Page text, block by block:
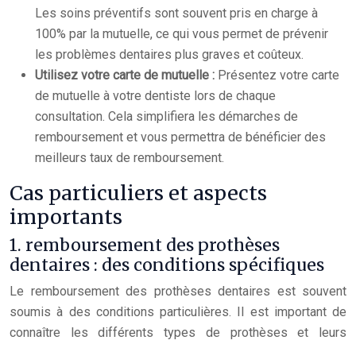
Les soins préventifs sont souvent pris en charge à
100% par la mutuelle, ce qui vous permet de prévenir
les problèmes dentaires plus graves et coûteux.
Utilisez votre carte de mutuelle : Présentez votre carte
de mutuelle à votre dentiste lors de chaque
consultation. Cela simplifiera les démarches de
remboursement et vous permettra de bénéficier des
meilleurs taux de remboursement.
Cas particuliers et aspects
importants
1. remboursement des prothèses
dentaires : des conditions spécifiques
Le remboursement des prothèses dentaires est souvent
soumis à des conditions particulières. Il est important de
connaître les différents types de prothèses et leurs